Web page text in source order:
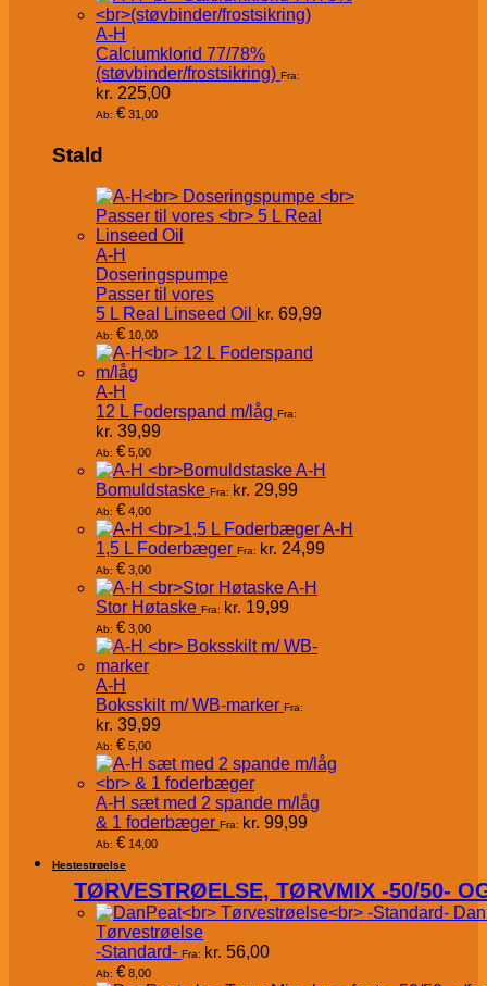
A-H
Calciumklorid 77/78%
(støvbinder/frostsikring) Fra:
kr. 225,00
Ab: € 31,00
Stald
A-H
Doseringspumpe
Passer til vores
5 L Real Linseed Oil kr. 69,99
Ab: € 10,00
A-H
12 L Foderspand m/låg Fra:
kr. 39,99
Ab: € 5,00
A-H
Bomuldstaske Fra: kr. 29,99
Ab: € 4,00
A-H
1,5 L Foderbæger Fra: kr. 24,99
Ab: € 3,00
A-H
Stor Høtaske Fra: kr. 19,99
Ab: € 3,00
A-H
Boksskilt m/ WB-marker Fra:
kr. 39,99
Ab: € 5,00
A-H sæt med 2 spande m/låg
& 1 foderbæger Fra: kr. 99,99
Ab: € 14,00
Hestestrøelse
TØRVESTRØELSE, TØRVMIX -50/50-
Tørvestrøelse
-Standard- Fra: kr. 56,00
Ab: € 8,00